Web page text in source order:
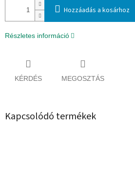
Hozzáadás a kosárhoz
Részletes információ
KÉRDÉS MEGOSZTÁS
Kapcsolódó termékek